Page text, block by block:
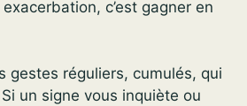
c’est gagner en
gestes réguliers, cumulés, qui
un signe vous inquiète ou